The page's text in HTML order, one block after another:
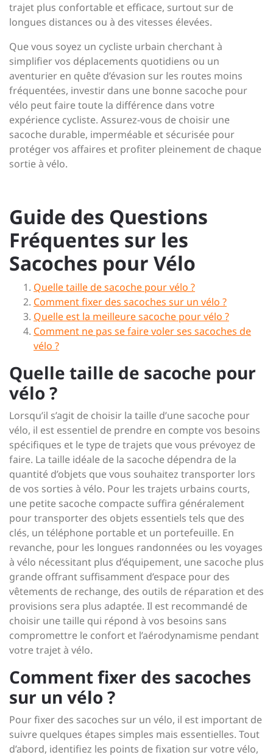
trajet plus confortable et efficace, surtout sur de
longues distances ou à des vitesses élevées.
Que vous soyez un cycliste urbain cherchant à
simplifier vos déplacements quotidiens ou un
aventurier en quête d’évasion sur les routes moins
fréquentées, investir dans une bonne sacoche pour
vélo peut faire toute la différence dans votre
expérience cycliste. Assurez-vous de choisir une
sacoche durable, imperméable et sécurisée pour
protéger vos affaires et profiter pleinement de chaque
sortie à vélo.
Guide des Questions
Fréquentes sur les
Sacoches pour Vélo
Quelle taille de sacoche pour vélo ?
Comment fixer des sacoches sur un vélo ?
Quelle est la meilleure sacoche pour vélo ?
Comment ne pas se faire voler ses sacoches de
vélo ?
Quelle taille de sacoche pour
vélo ?
Lorsqu’il s’agit de choisir la taille d’une sacoche pour
vélo, il est essentiel de prendre en compte vos besoins
spécifiques et le type de trajets que vous prévoyez de
faire. La taille idéale de la sacoche dépendra de la
quantité d’objets que vous souhaitez transporter lors
de vos sorties à vélo. Pour les trajets urbains courts,
une petite sacoche compacte suffira généralement
pour transporter des objets essentiels tels que des
clés, un téléphone portable et un portefeuille. En
revanche, pour les longues randonnées ou les voyages
à vélo nécessitant plus d’équipement, une sacoche plus
grande offrant suffisamment d’espace pour des
vêtements de rechange, des outils de réparation et des
provisions sera plus adaptée. Il est recommandé de
choisir une taille qui répond à vos besoins sans
compromettre le confort et l’aérodynamisme pendant
votre trajet à vélo.
Comment fixer des sacoches
sur un vélo ?
Pour fixer des sacoches sur un vélo, il est important de
suivre quelques étapes simples mais essentielles. Tout
d’abord, identifiez les points de fixation sur votre vélo,